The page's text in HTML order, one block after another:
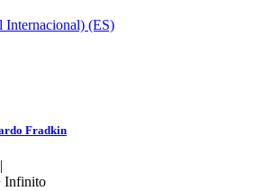
Fradkin
Infinito